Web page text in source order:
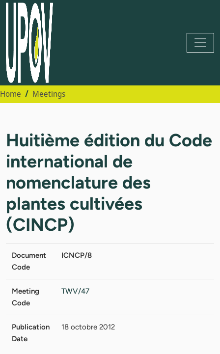
Home Meetings
Huitième édition du Code
international de
nomenclature des
plantes cultivées
(CINCP)
Document
Code
ICNCP/8
Meeting
Code
TWV/47
Publication
Date
18 octobre 2012